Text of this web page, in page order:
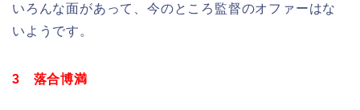
いろんな面があって、今のところ監督のオファーはな
いようです。
3 落合博満